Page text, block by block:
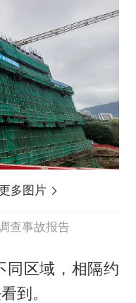
多图片
查事故报告
同区域，相隔约
到。